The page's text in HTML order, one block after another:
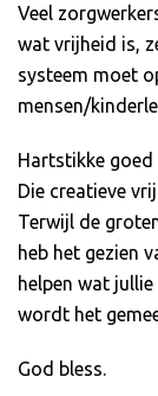
Veel
wat vrijheid is,
systeem moet
mensen/
Hartstikke goed
Die creatieve
Terwijl de
heb het gezien
helpen wat
wordt het
God bless.